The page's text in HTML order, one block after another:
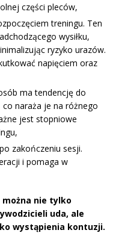
części pleców,
treningu. Ten
wysiłku,
ryzyko urazów.
napięciem oraz
ma tendencję do
naraża je na różnego
jest stopniowe
po zakończeniu sesji.
i pomaga w
można nie tylko
uda, ale
wystąpienia kontuzji.